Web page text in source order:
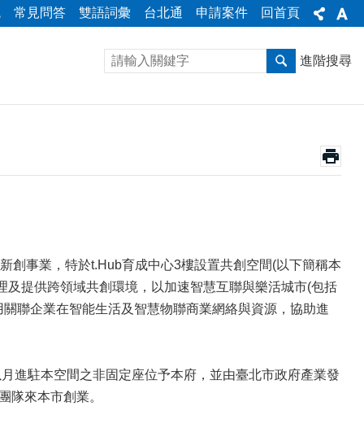
常見問答 雙語詞彙 台北通 申請案件 回首頁
進階搜尋
事業，特於t.Hub育成中心3樓設置共創空間(以下簡稱本
提供跨領域共創環境，以加速智慧互聯與樂活城市(包括
聯企業在智能生活及智慧物聯商業網絡與資源，協助進
駐本空間之非固定座位予本府，並由臺北市政府產業發
隊來本市創業。